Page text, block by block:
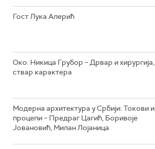
Гост Лука Алерић
Око: Никица Грубор – Дрвар и хирургија,
ствар карактера
Модерна архитектура у Србији: Токови и
процепи – Предраг Цагић, Боривоје
Јовановић, Милан Лојаница